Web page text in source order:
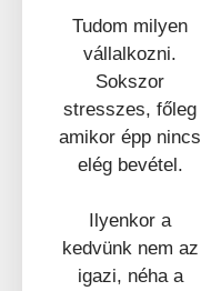
Tudom milyen
vállalkozni.
Sokszor
stresszes, főleg
amikor épp nincs
elég bevétel.
Ilyenkor a
kedvünk nem az
igazi, néha a